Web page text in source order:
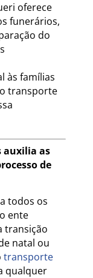
oferece
funerários,
do
às famílias
transporte
auxilia as
de
todos os
ente
transição
natal ou
transporte
qualquer